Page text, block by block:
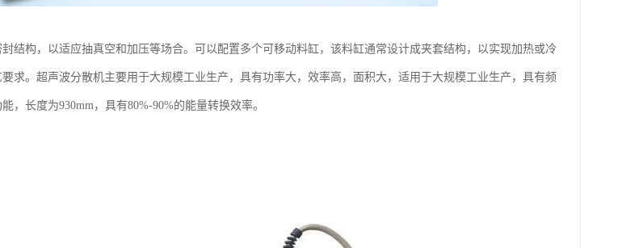
结构，以适应抽真空和加压等场合。可以配置多个可移动料缸，该料缸通常设计成夹套结构，以实现加热或冷
求。超声波分散机主要用于大规模工业生产，具有功率大，效率高，面积大，适用于大规模工业生产，具有频
，长度为930mm，具有80%-90%的能量转换效率。